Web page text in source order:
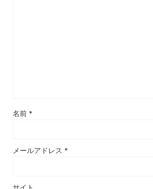
名前 *
メールアドレス *
サイト